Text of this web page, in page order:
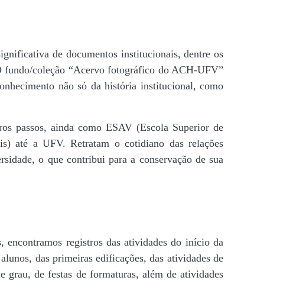
de documentos institucionais, dentre os
coleção “Acervo fotográfico do ACH-UFV”
não só da história institucional, como
passos, ainda como ESAV (Escola Superior de
até a UFV. Retratam o cotidiano das relações
o que contribui para a conservação de sua
registros das atividades do início da
das primeiras edificações, das atividades de
grau, de festas de formaturas, além de atividades